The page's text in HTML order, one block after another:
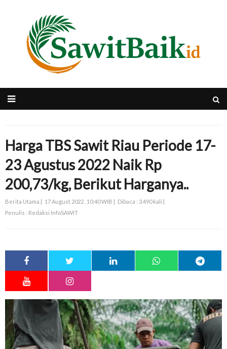
Harga TBS Sawit Riau Periode 17-
23 Agustus 2022 Naik Rp
200,73/kg, Berikut Harganya..
Berita Utama | 17 August 2022 , 10:40 WIB | Dibaca : 3.490 kali |
Penulis : Redaksi InfoSAWIT